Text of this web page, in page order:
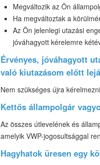
Megváltozik az Ön
Ha megváltoztak a
Az Ön jelenlegi utazási
jóváhagyott kérelemre
Érvényes, jóváhagyott
való kiutazásom előtt
Nem szükséges újra
Kettős állampolgár
Az összes útlevelének és
amelyik VWP-jogosultsággal
Hagyhatok üresen egy